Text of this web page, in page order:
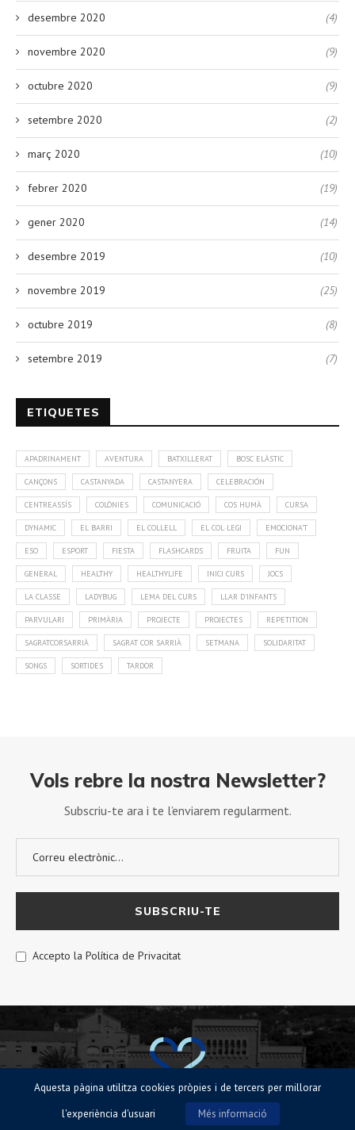
desembre 2020 (4)
novembre 2020 (9)
octubre 2020 (9)
setembre 2020 (2)
març 2020 (10)
febrer 2020 (19)
gener 2020 (14)
desembre 2019 (10)
novembre 2019 (25)
octubre 2019 (8)
setembre 2019 (7)
ETIQUETES
APADRINAMENT AVENTURA BATXILLERAT BOSC ELÀSTIC
CANÇONS CASTANYADA CASTANYERA CELEBRACIÓN
CENTREASSÍS COLÒNIES COMUNICACIÓ COS HUMÀ CURSA
DYNAMIC EL BARRI EL COLLELL EL COL·LEGI EMOCIONA'T
ESO ESPORT FIESTA FLASHCARDS FRUITA FUN
GENERAL HEALTHY HEALTHYLIFE INICI CURS JOCS
LA CLASSE LADYBUG LEMA DEL CURS LLAR D'INFANTS
PARVULARI PRIMÀRIA PROJECTE PROJECTES REPETITION
SAGRATCORSARRIÀ SAGRAT COR SARRIÀ SETMANA SOLIDARITAT
SONGS SORTIDES TARDOR
Vols rebre la nostra Newsletter?
Subscriu-te ara i te l’enviarem regularment.
Accepto la Política de Privacitat
Avisos legals|Política de Cookies
Aquesta pàgina utilitza cookies pròpies i de tercers per millorar
l'experiència d'usuari
Més informació